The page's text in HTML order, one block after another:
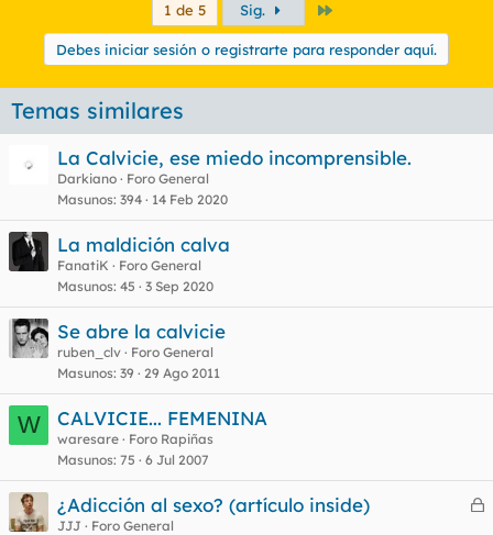
1 de 5 Sig.
Debes iniciar sesión o registrarte para responder aquí.
Temas similares
La Calvicie, ese miedo incomprensible.
Darkiano
Foro General
Masunos 394 14 Feb 2020
La maldición calva
FanatiK
Foro General
Masunos 45 3 Sep 2020
Se abre la calvicie
ruben_clv
Foro General
Masunos 39 29 Ago 2011
W CALVICIE... FEMENINA
waresare
Foro Rapiñas
Masunos 75 6 Jul 2007
C
¿Adicción al sexo? (artículo inside)
JJJ
Foro General